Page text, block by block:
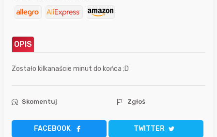
OPIS
Zostało kilkanaście minut do końca ;D
Skomentuj Zgłoś
FACEBOOK TWITTER